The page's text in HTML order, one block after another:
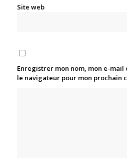
Site web
Enregistrer mon nom, mon e-mail
le navigateur pour mon prochain